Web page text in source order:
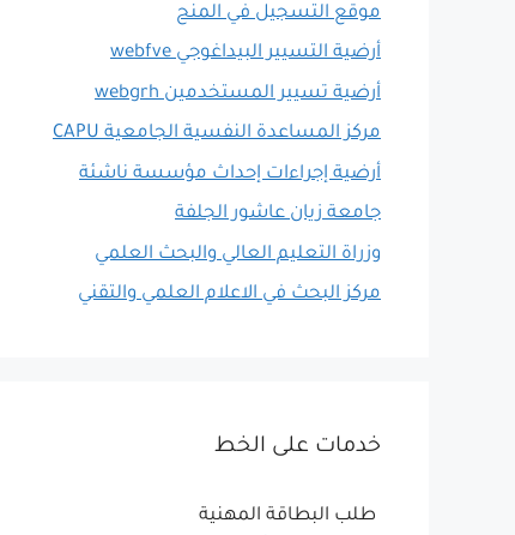
موقع التسجيل في المنح
أرضية التسيير البيداغوجي webfve
أرضية تسيير المستخدمين webgrh
مركز المساعدة النفسية الجامعية CAPU
أرضية إجراءات إحداث مؤسسة ناشئة
جامعة زيان عاشور الجلفة
وزراة التعليم العالي والبحث العلمي
مركز البحث في الاعلام العلمي والتقني
خدمات على الخط
طلب البطاقة المهنية